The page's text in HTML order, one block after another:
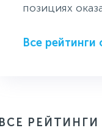
позициях
Все рейтинги
ВСЕ РЕЙТИНГИ